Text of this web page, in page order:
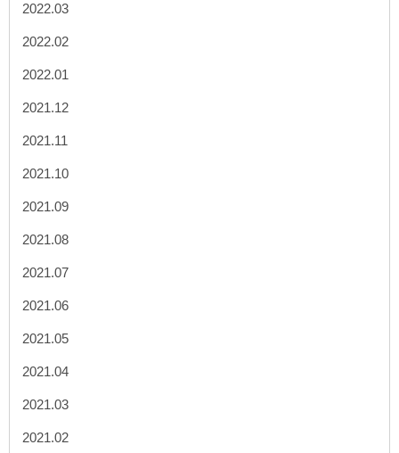
2022.03
2022.02
2022.01
2021.12
2021.11
2021.10
2021.09
2021.08
2021.07
2021.06
2021.05
2021.04
2021.03
2021.02